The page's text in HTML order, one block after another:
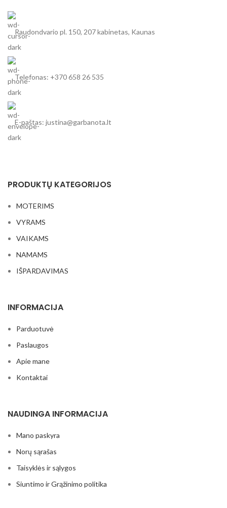
Raudondvario pl. 150, 207 kabinetas, Kaunas
Telefonas: +370 658 26 535
E-paštas: justina@garbanota.lt
PRODUKTŲ KATEGORIJOS
MOTERIMS
VYRAMS
VAIKAMS
NAMAMS
IŠPARDAVIMAS
INFORMACIJA
Parduotuvė
Paslaugos
Apie mane
Kontaktai
NAUDINGA INFORMACIJA
Mano paskyra
Norų sąrašas
Taisyklės ir sąlygos
Siuntimo ir Grąžinimo politika